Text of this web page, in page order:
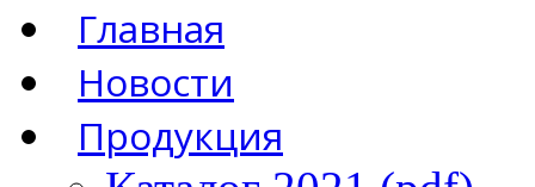
Главная
Новости
Продукция